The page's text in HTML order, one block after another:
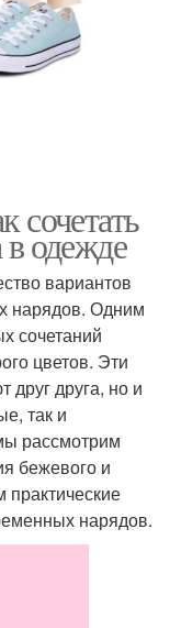
сочетать
одежде
вариантов
нарядов. Одним
сочетаний
цветов. Эти
друг друга, но и
так и
рассмотрим
бежевого и
практические
нарядов.